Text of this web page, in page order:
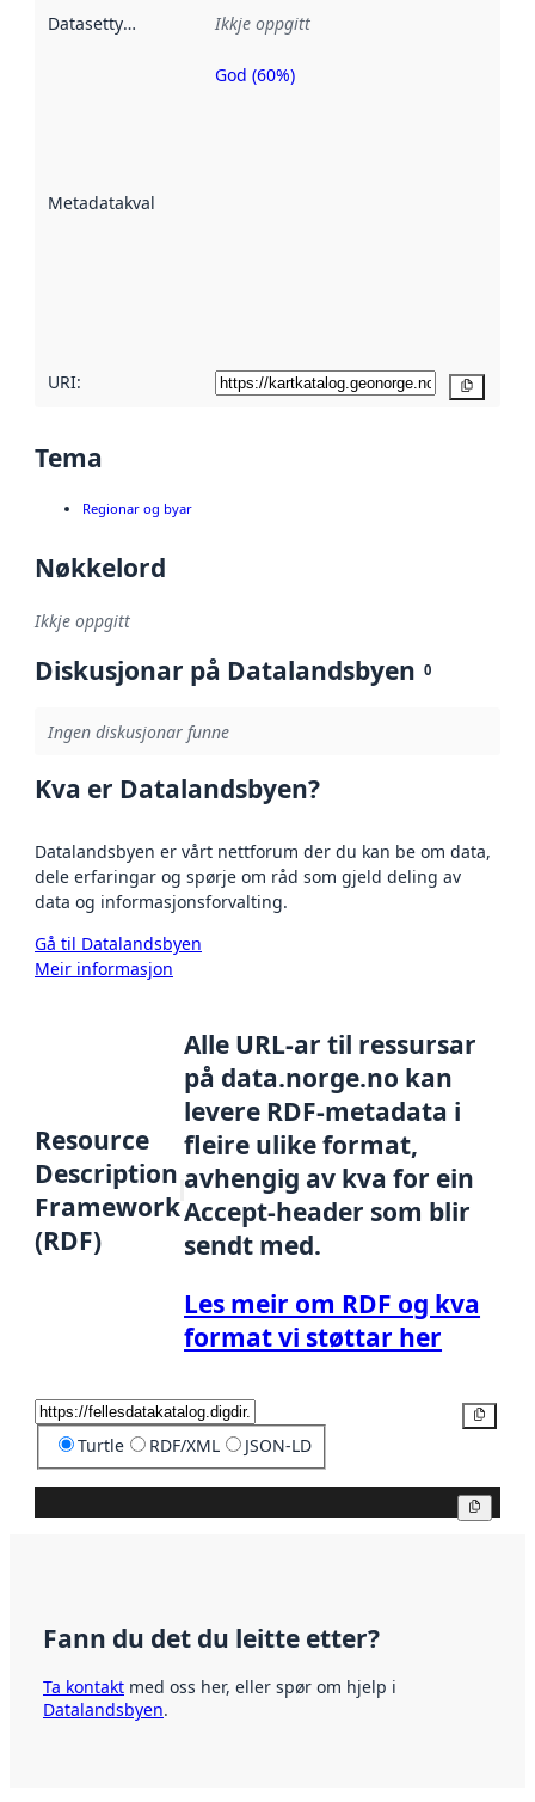
Datasettype Ikkje oppgitt
Metadatakvalitet
Metadatakvalitet
God (60%)
URI:
Tema
Regionar og byar
Nøkkelord
Ikkje oppgitt
Diskusjonar på Datalandsbyen 0
Ingen diskusjonar funne
Kva er Datalandsbyen?
Datalandsbyen er vårt nettforum der du kan be om data,
dele erfaringar og spørje om råd som gjeld deling av
data og informasjonsforvalting.
Gå til Datalandsbyen
Meir informasjon
Resource
Description
Framework
(RDF)
Alle URL-ar til ressursar
på data.norge.no kan
levere RDF-metadata i
fleire ulike format,
avhengig av kva for ein
Accept-header som blir
sendt med.
Les meir om RDF og kva
format vi støttar her
Turtle RDF/XML JSON-LD
Fann du det du leitte etter?
Ta kontakt med oss her, eller spør om hjelp i
Datalandsbyen.